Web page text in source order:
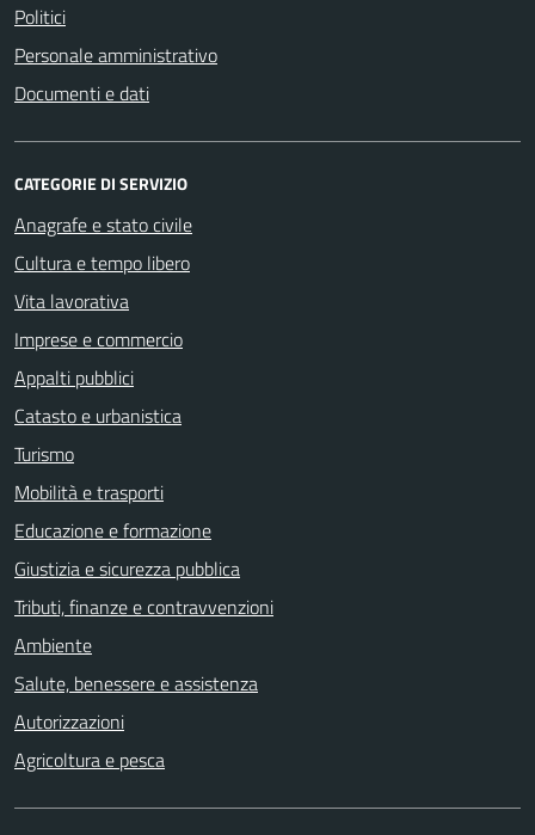
Politici
Personale amministrativo
Documenti e dati
CATEGORIE DI SERVIZIO
Anagrafe e stato civile
Cultura e tempo libero
Vita lavorativa
Imprese e commercio
Appalti pubblici
Catasto e urbanistica
Turismo
Mobilità e trasporti
Educazione e formazione
Giustizia e sicurezza pubblica
Tributi, finanze e contravvenzioni
Ambiente
Salute, benessere e assistenza
Autorizzazioni
Agricoltura e pesca